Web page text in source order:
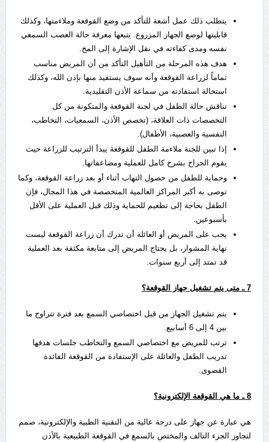
يتطلب ذلك عمل أشعة للتأكد من وضع القوقعة وملاءمتها، وكذلك
قابليتها لوضع الجهاز المزروع. يتبعها معرفة حالة العصب السمعي
نفسه ومدى كفاءته في نقل الإشارة إلى المخ.
هدف هذه المرحلة من التأهيل التأكد من أن المريض مناسب
تماماً لزراعة القوقعة وأنه سوف يستفيد منها بإذن الله، وكذلك
استحالة استفادته من سماعة الأذن التقليدية.
تناقش حالة الطفل في لجنة القوقعة والمتكونة من كل
التخصصات ذات العلاقة، (تخصص الأذن، السمعيات، التخاطب،
النفسية والعصبية، الأطفال).
إذا تبين للجنة ملاءمة الطفل للقوقعة يبدأ الترتيب للزراعة حيث
يقوم الجراح بشرح كامل للعملية ومضاعفاتها.
وحماية للطفل من حصول التهاب أثناء أو بعد زراعة القوقعة، وكما
توصى به أكبر المراكز العالمية المتخصصة في هذا المجال، فإن
الطفل بحاجة إلى تطعيم للحماية وذلك قبل العملية على الأقل
بأسبوعين.
يجب على المريض أو العائلة أن تدرك أن زراعة القوقعة ليست
نهاية المشوار، بل يحتاج المريض إلى متابعة مكثفة بعد العملية
قد تمتد إلى أربع سنوات.
7ـ متى يتم تشغيل جهاز القوقعة؟
يتم تشغيل الجهاز من قبل اختصاصي السمع بعد فترة تتراوح ما
بين 4 إلى 6 أسابيع.
ترتب للمريض مع اختصاصي السمع والتخاطب جلسات هدفها
تدريب الطفل والعائلة على الإستفادة من القوقعة الفائدة
القصوى.
8ـ ما هي القوقعة الإلكترونية؟
هي عبارة عن جهاز على درجة عالية من التقنية الطبية والإلكترونية، صمم
لتجاوز الجزء التالف والمختص بالسمع في القوقعة الطبيعية بالأذن